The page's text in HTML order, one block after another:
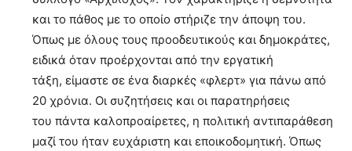
και το πάθος με το οποίο στήριζε την άποψη του.
Όπως με όλους τους προοδευτικούς και δημοκράτες,
ειδικά όταν προέρχονται από την εργατική
τάξη, είμαστε σε ένα διαρκές «φλερτ» για πάνω από
20 χρόνια. Οι συζητήσεις και οι παρατηρήσεις
του πάντα καλοπροαίρετες, η πολιτική αντιπαράθεση
μαζί του ήταν ευχάριστη και εποικοδομητική. Όπως